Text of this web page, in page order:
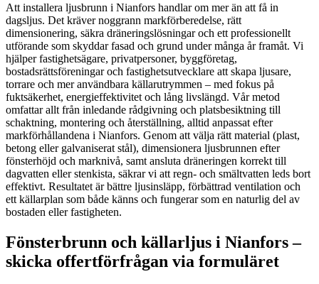
Att installera ljusbrunn i Nianfors handlar om mer än att få in
dagsljus. Det kräver noggrann markförberedelse, rätt
dimensionering, säkra dräneringslösningar och ett professionellt
utförande som skyddar fasad och grund under många år framåt. Vi
hjälper fastighetsägare, privatpersoner, byggföretag,
bostadsrättsföreningar och fastighetsutvecklare att skapa ljusare,
torrare och mer användbara källarutrymmen – med fokus på
fuktsäkerhet, energieffektivitet och lång livslängd. Vår metod
omfattar allt från inledande rådgivning och platsbesiktning till
schaktning, montering och återställning, alltid anpassat efter
markförhållandena i Nianfors. Genom att välja rätt material (plast,
betong eller galvaniserat stål), dimensionera ljusbrunnen efter
fönsterhöjd och marknivå, samt ansluta dräneringen korrekt till
dagvatten eller stenkista, säkrar vi att regn- och smältvatten leds bort
effektivt. Resultatet är bättre ljusinsläpp, förbättrad ventilation och
ett källarplan som både känns och fungerar som en naturlig del av
bostaden eller fastigheten.
Fönsterbrunn och källarljus i Nianfors –
skicka offertförfrågan via formuläret